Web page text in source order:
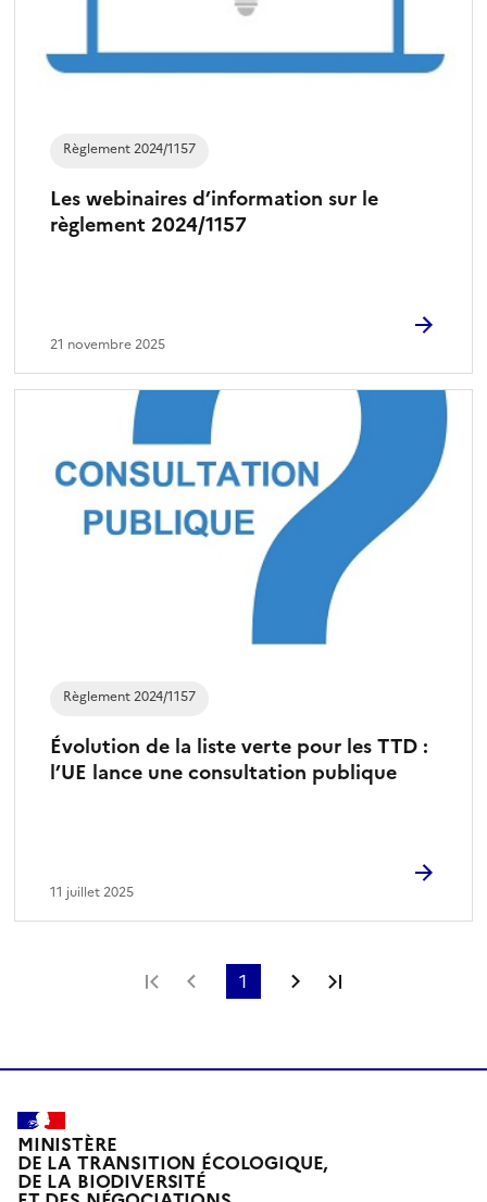
Les webinaires d’information sur le
règlement 2024/1157
Règlement 2024/1157
21 novembre 2025
Évolution de la liste verte pour les TTD :
l’UE lance une consultation publique
Règlement 2024/1157
11 juillet 2025
Première page
Page précédente
1 Page suivante
MINISTÈRE
DE LA TRANSITION ÉCOLOGIQUE,
DE LA BIODIVERSITÉ